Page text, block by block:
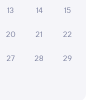
13 14 15
20 21 22
27 28 29